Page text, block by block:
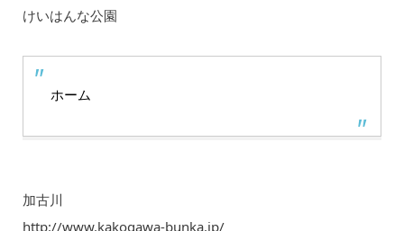
けいはんな公園
ホーム
加古川
http://www.kakogawa-bunka.jp/